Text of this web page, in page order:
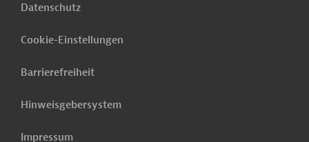
Datenschutz
Cookie-Einstellungen
Barrierefreiheit
Hinweisgebersystem
Impressum